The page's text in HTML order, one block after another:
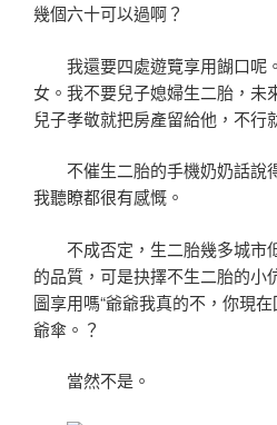
幾個六十可以過啊？
我還要四處遊覽享用餬口呢
女。我不要兒子媳婦生二胎，未
兒子孝敬就把房產留給他，不行
不催生二胎的手機奶奶話說
我聽瞭都很有感慨。
不成否定，生二胎幾多城市
的品質，可是抉擇不生二胎的小
圖享用嗎“爺爺我真的不，你現
爺傘。？
當然不是。